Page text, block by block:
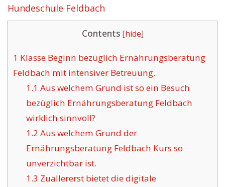
Hundeschule Feldbach
Contents [hide]
1 Klasse Beginn bezüglich Ernährungsberatung
Feldbach mit intensiver Betreuung.
1.1 Aus welchem Grund ist so ein Besuch
bezüglich Ernährungsberatung Feldbach
wirklich sinnvoll?
1.2 Aus welchem Grund der
Ernährungsberatung Feldbach Kurs so
unverzichtbar ist.
1.3 Zuallererst bietet die digitale